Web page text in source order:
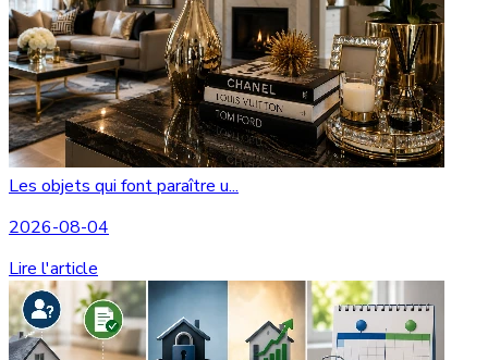
Les objets qui font paraître u...
2026-08-04
Lire l'article